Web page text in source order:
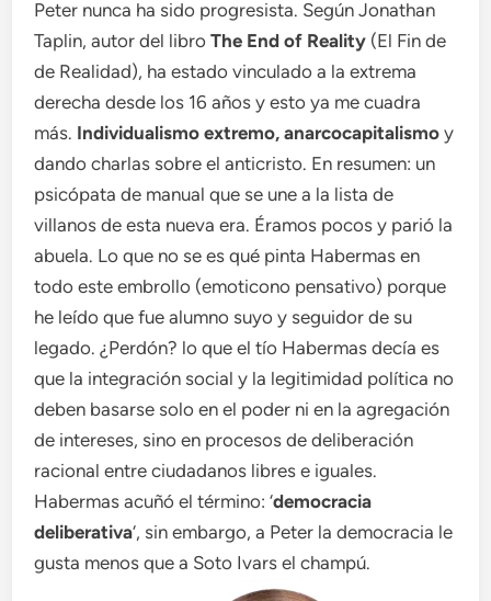
Peter nunca ha sido progresista. Según Jonathan
Taplin, autor del libro The End of Reality (El Fin de
de Realidad), ha estado vinculado a la extrema
derecha desde los 16 años y esto ya me cuadra
más. Individualismo extremo, anarcocapitalismo y
dando charlas sobre el anticristo. En resumen: un
psicópata de manual que se une a la lista de
villanos de esta nueva era. Éramos pocos y parió la
abuela. Lo que no se es qué pinta Habermas en
todo este embrollo (emoticono pensativo) porque
he leído que fue alumno suyo y seguidor de su
legado. ¿Perdón? lo que el tío Habermas decía es
que la integración social y la legitimidad política no
deben basarse solo en el poder ni en la agregación
de intereses, sino en procesos de deliberación
racional entre ciudadanos libres e iguales.
Habermas acuñó el término: ‘democracia
deliberativa‘, sin embargo, a Peter la democracia le
gusta menos que a Soto Ivars el champú.